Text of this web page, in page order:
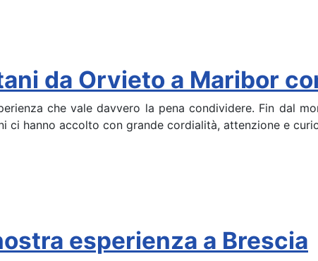
da Orvieto a Maribor
che vale davvero la pena condividere. Fin dal
ci hanno accolto con grande cordialità, attenzione e
esperienza a Brescia